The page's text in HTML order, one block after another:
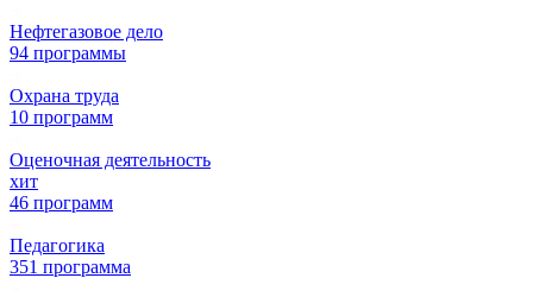
Нефтегазовое дело
94 программы
Охрана труда
10 программ
Оценочная деятельность
хит
46 программ
Педагогика
351 программа